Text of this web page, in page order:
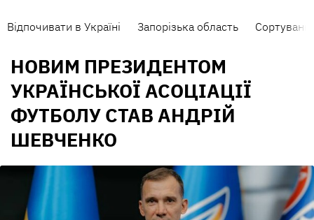
Відпочивати в Україні Запорізька область
НОВИМ ПРЕЗИДЕНТОМ
УКРАЇНСЬКОЇ АСОЦІАЦІЇ
ФУТБОЛУ СТАВ АНДРІЙ
ШЕВЧЕНКО